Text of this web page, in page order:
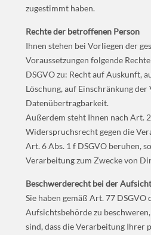
zugestimmt haben.
Rechte der betroffenen Person
Ihnen stehen bei Vorliegen der
Voraussetzungen folgende
DSGVO zu: Recht auf Auskunft,
Löschung, auf Einschränkung
Datenübertragbarkeit.
Außerdem steht Ihnen nach Art.
Widerspruchsrecht gegen die
Art. 6 Abs. 1 f DSGVO beruhen,
Verarbeitung zum Zwecke von
Beschwerderecht bei der
Sie haben gemäß Art. 77 DSGVO
Aufsichtsbehörde zu
sind, dass die Verarbeitung Ihrer